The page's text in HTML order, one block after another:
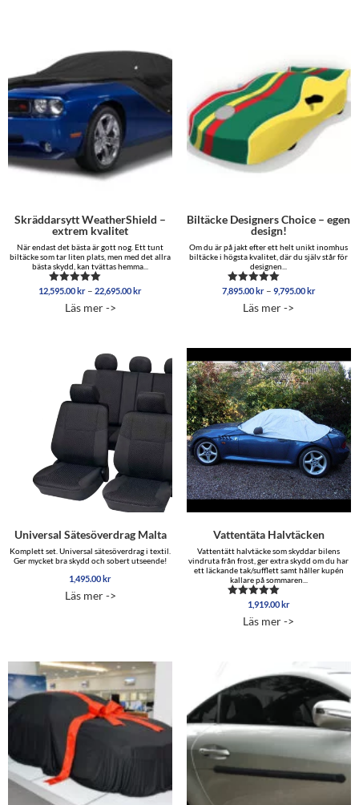
Skräddarsytt WeatherShield –
extrem kvalitet
När endast det bästa är gott nog. Ett tunt
biltäcke som tar liten plats, men med det allra
bästa skydd, kan tvättas hemma...
Betygsatt
av 5
12,595.00 kr – 22,695.00 krPrisintervall:
Läs mer ->
Biltäcke Designers Choice – egen
design!
Om du är på jakt efter ett helt unikt inomhus
biltäcke i högsta kvalitet, där du själv står för
designen...
Betygsatt
av 5
7,895.00 kr – 9,795.00 kr
Läs mer ->
Universal Sätesöverdrag Malta
Komplett set. Universal sätesöverdrag i textil.
Ger mycket bra skydd och sobert utseende!
1,495.00 kr
Läs mer ->
Vattentäta Halvtäcken
Vattentätt halvtäcke som skyddar bilens
vindruta från frost, ger extra skydd om du har
ett läckande tak/sufflett samt håller kupén
kallare på sommaren...
Betygsatt
av 5
1,919.00 kr
Läs mer ->